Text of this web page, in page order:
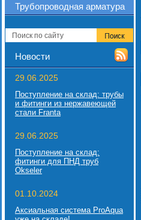
Трубопроводная арматура
Новости
29.06.2025
Поступление на склад: трубы
и фитинги из нержавеющей
стали Franta
29.06.2025
Поступление на склад:
фитинги для ПНД труб
Okseler
01.10.2024
Аксиальная система ProAqua